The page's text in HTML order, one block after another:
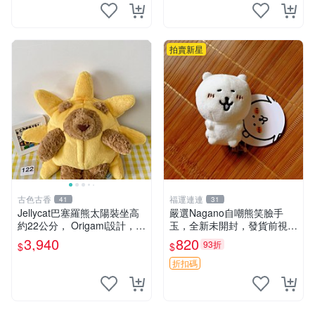
設，增添暖意。 母子、袋
安撫熊 中古玩偶 毛
古色古香 41
Jellycat巴塞羅熊太陽裝坐高
約22公分， Origami設計，來
自越南。嚴選 Recommendat
ion！巴塞羅、 Origami熊、J
$3,940
拍賣新星
福運連連 31
嚴選Nagano自嘲熊笑臉手
玉，全新未開封，發貨前視頻
確認，海南 廣西 貴州 嚴選N
agano自嘲熊笑臉手玉，全新
未開封，發貨前視頻確認，四
$820 93折
折扣碼